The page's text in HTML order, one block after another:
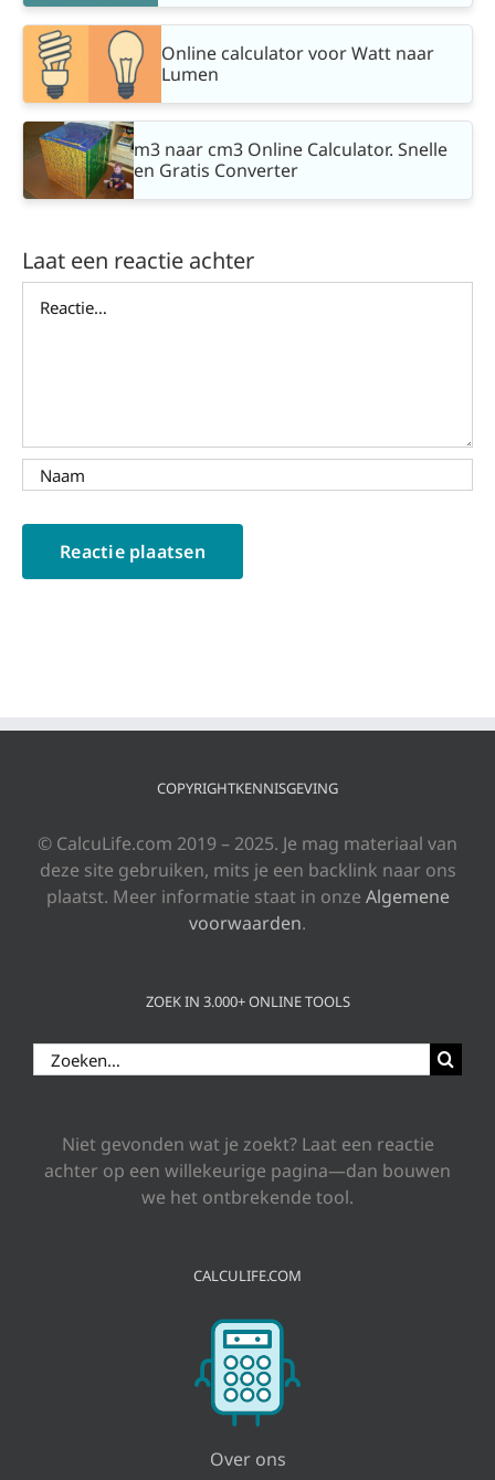
Online calculator voor Watt naar
Lumen
m3 naar cm3 Online Calculator. Snelle
en Gratis Converter
Laat een reactie achter
COPYRIGHTKENNISGEVING
© CalcuLife.com 2019 – 2025. Je mag materiaal van
deze site gebruiken, mits je een backlink naar ons
plaatst. Meer informatie staat in onze Algemene
voorwaarden.
ZOEK IN 3.000+ ONLINE TOOLS
Zoeken
naar:
Niet gevonden wat je zoekt? Laat een reactie
achter op een willekeurige pagina—dan bouwen
we het ontbrekende tool.
CALCULIFE.COM
Over ons